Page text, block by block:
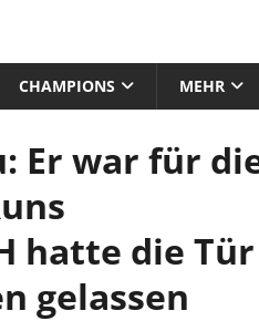
CHAMPIONS MEHR
Er war für
hatte die
gelassen